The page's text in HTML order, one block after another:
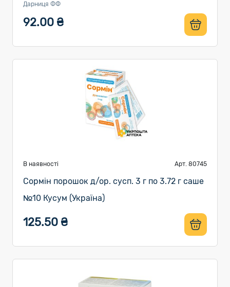
Дарниця ФФ
92.00 ₴
В наявності Арт. 80745
Сормін порошок д/ор. сусп. 3 г по 3.72 г саше
№10 Кусум (Україна)
125.50 ₴